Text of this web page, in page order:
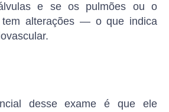
e se os pulmões ou o
tem alterações — o que indica
desse exame é que ele